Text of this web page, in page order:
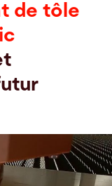
de tôle